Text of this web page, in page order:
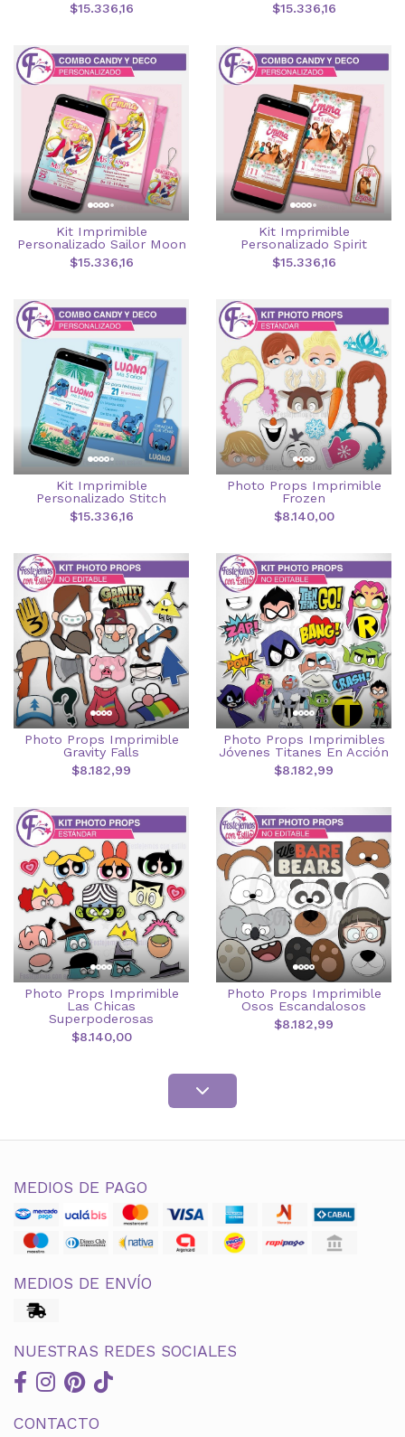
$15.336,16
$15.336,16
Kit Imprimible
Personalizado Sailor Moon
$15.336,16
Kit Imprimible
Personalizado Spirit
$15.336,16
Kit Imprimible
Personalizado Stitch
$15.336,16
Photo Props Imprimible
Frozen
$8.140,00
Photo Props Imprimible
Gravity Falls
$8.182,99
Photo Props Imprimibles
Jóvenes Titanes En Acción
$8.182,99
Photo Props Imprimible
Las Chicas
Superpoderosas
$8.140,00
Photo Props Imprimible
Osos Escandalosos
$8.182,99
MEDIOS DE PAGO
MEDIOS DE ENVÍO
NUESTRAS REDES SOCIALES
CONTACTO